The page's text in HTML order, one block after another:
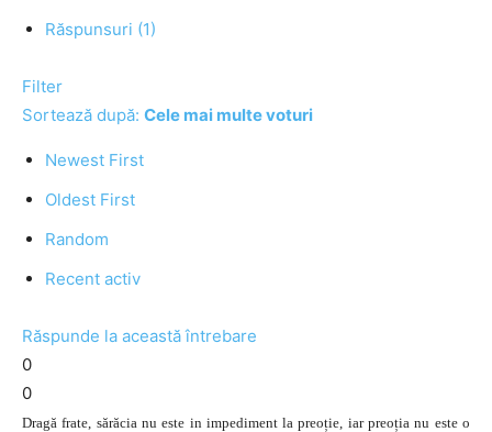
Răspunsuri (1)
Filter
Sortează după: Cele mai multe voturi
Newest First
Oldest First
Random
Recent activ
Răspunde la această întrebare
0
0
Dragă frate, sărăcia nu este in impediment la preoție, iar preoția nu este o